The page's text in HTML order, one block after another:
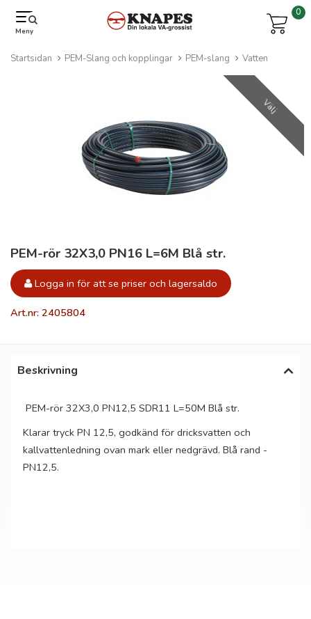
Meny
0
Startsidan PEM-Slang och kopplingar PEM-slang Vatten
Välj
PEM-rör 32X3,0 PN16 L=6M Blå str.
Logga in för att se priser och lagersaldo
Art.nr: 2405804
Beskrivning
PEM-rör 32X3,0 PN12,5 SDR11 L=50M Blå str.
Klarar tryck PN 12,5, godkänd för dricksvatten och
kallvattenledning ovan mark eller nedgrävd. Blå rand -
PN12,5.